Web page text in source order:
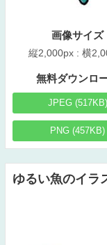
画像サイズ
縦2,000px : 横
無料ダウンロ
JPEG (517KB)
PNG (457KB)
ゆるい魚のイラ